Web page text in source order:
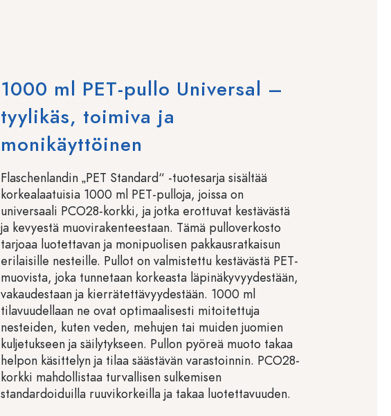
1000 ml PET-pullo Universal –
tyylikäs, toimiva ja
monikäyttöinen
Flaschenlandin „PET Standard“ -tuotesarja sisältää
korkealaatuisia 1000 ml PET-pulloja, joissa on
universaali PCO28-korkki, ja jotka erottuvat kestävästä
ja kevyestä muovirakenteestaan. Tämä pulloverkosto
tarjoaa luotettavan ja monipuolisen pakkausratkaisun
erilaisille nesteille. Pullot on valmistettu kestävästä PET-
muovista, joka tunnetaan korkeasta läpinäkyvyydestään,
vakaudestaan ja kierrätettävyydestään. 1000 ml
tilavuudellaan ne ovat optimaalisesti mitoitettuja
nesteiden, kuten veden, mehujen tai muiden juomien
kuljetukseen ja säilytykseen. Pullon pyöreä muoto takaa
helpon käsittelyn ja tilaa säästävän varastoinnin. PCO28-
korkki mahdollistaa turvallisen sulkemisen
standardoiduilla ruuvikorkeilla ja takaa luotettavuuden.